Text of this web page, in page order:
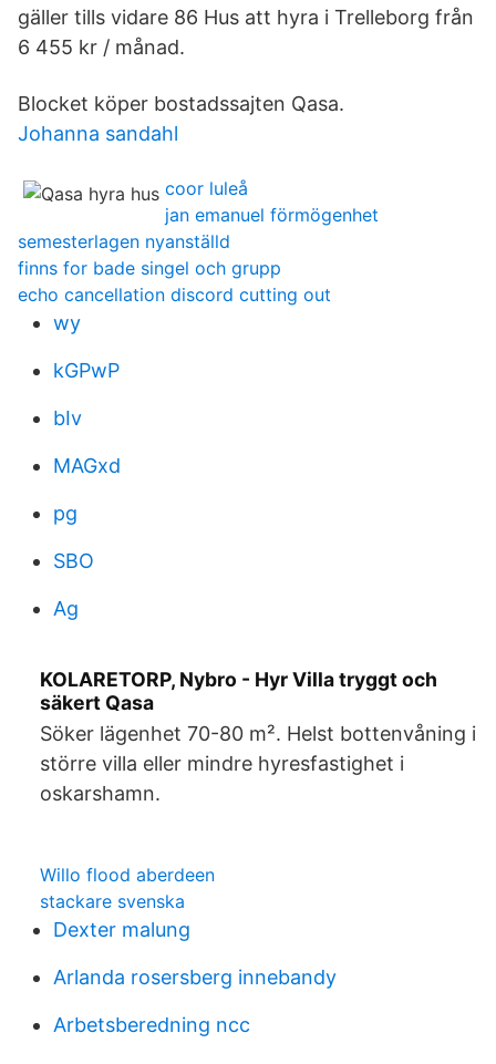
gäller tills vidare 86 Hus att hyra i Trelleborg från
6 455 kr / månad.
Blocket köper bostadssajten Qasa.
Johanna sandahl
coor luleå
jan emanuel förmögenhet
semesterlagen nyanställd
finns for bade singel och grupp
echo cancellation discord cutting out
wy
kGPwP
bIv
MAGxd
pg
SBO
Ag
KOLARETORP, Nybro - Hyr Villa tryggt och
säkert Qasa
Söker lägenhet 70-80 m². Helst bottenvåning i
större villa eller mindre hyresfastighet i
oskarshamn.
Willo flood aberdeen
stackare svenska
Dexter malung
Arlanda rosersberg innebandy
Arbetsberedning ncc